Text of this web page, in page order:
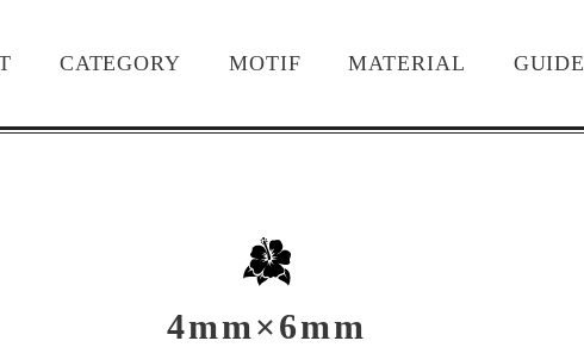
CATEGORY MOTIF MATERIAL GUIDE
4mm×6mm